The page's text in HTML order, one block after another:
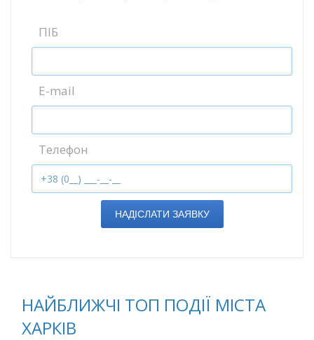
ПІБ
E-mail
Телефон
НАДІСЛАТИ ЗАЯВКУ
НАЙБЛИЖЧІ ТОП ПОДІЇ МІСТА
ХАРКІВ